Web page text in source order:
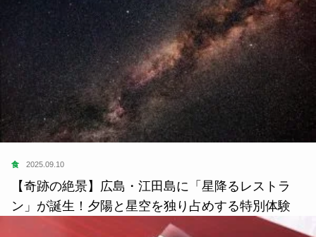
食 2025.09.10
【奇跡の絶景】広島・江田島に「星降るレストラ
ン」が誕生！夕陽と星空を独り占めする特別体験